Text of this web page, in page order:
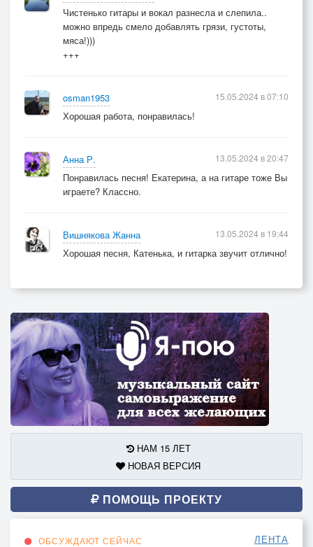
Чистенько гитары и вокал разнесла и слепила..
можно впредь смело добавлять грязи, густоты,
мяса!)))
+++
osman1953
Хорошая работа, понравилась!
15.05.2024 в 07:10
Анна Р.
Понравилась песня! Екатерина, а на гитаре тоже Вы
играете? Классно.
13.05.2024 в 20:47
Вишнякова Жанна
Хорошая песня, Катенька, и гитарка звучит отлично!
13.05.2024 в 19:44
НАМ 15 ЛЕТ
НОВАЯ ВЕРСИЯ
ПОМОЩЬ ПРОЕКТУ
ОБСУЖДАЮТ СЕЙЧАС ЛЕНТА